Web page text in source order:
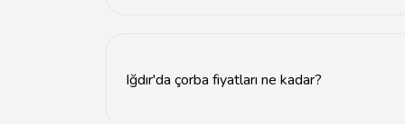
Iğdır'da çorba fiyatları ne kadar?